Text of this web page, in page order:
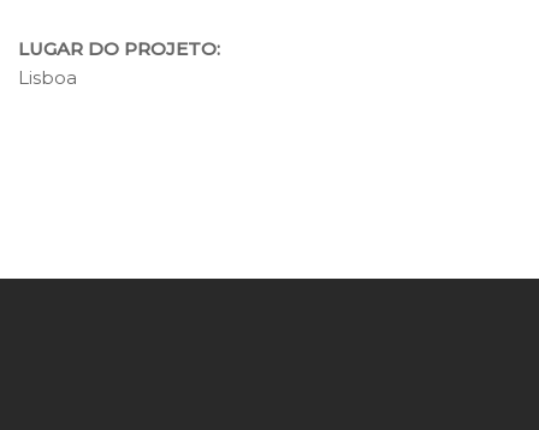
LUGAR DO PROJETO:
Lisboa